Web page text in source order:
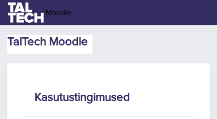
Jäta vahele peasisuni
Moodle
TalTech Moodle
Kasutustingimused